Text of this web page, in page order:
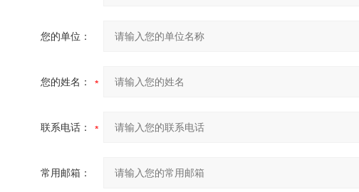
您的单位：
您的姓名：
联系电话：
常用邮箱：